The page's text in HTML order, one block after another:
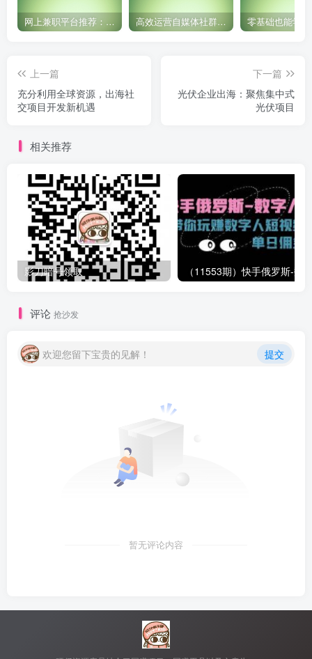
网上兼职平台推荐：国外网赚任务！ 高效运营自媒体社群，让内容更有价值！
上一篇
充分利用全球资源，出海社
交项目开发新机遇
下一篇
光伏企业出海：聚焦集中式
光伏项目
相关推荐
影刀暗号领取
评论 抢沙发
欢迎您留下宝贵的见解！ 提交
暂无评论内容